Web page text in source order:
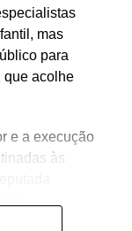
mas
para
que acolhe
e a execução
às